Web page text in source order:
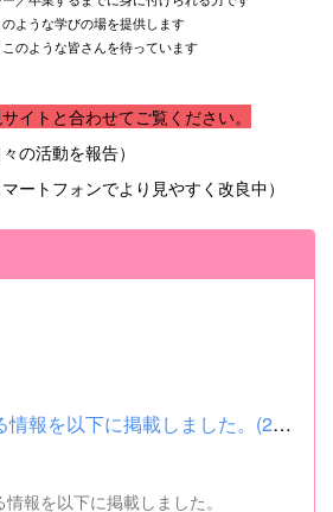
ような学びの場を提供します
のような皆さんを待っています
イトと合わせてご覧ください。
々の活動を報告）
マートフォンでより見やすく改良中）
入学者選抜に関する情報を以下に掲載しました。(2026.8.4) ■令和...
報を以下に掲載しました。